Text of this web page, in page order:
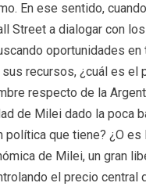
En ese sentido,
Street a dialogar con
oportunidades en
recursos, ¿cuál es el
respecto de la
de Milei dado la poca
política que tiene? ¿O es
de Milei, un gran
el precio central